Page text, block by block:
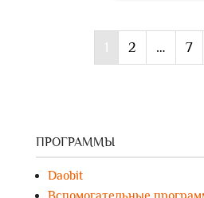
Пагинация
записей
1 2 … 7
ПРОГРАММЫ
Daobit